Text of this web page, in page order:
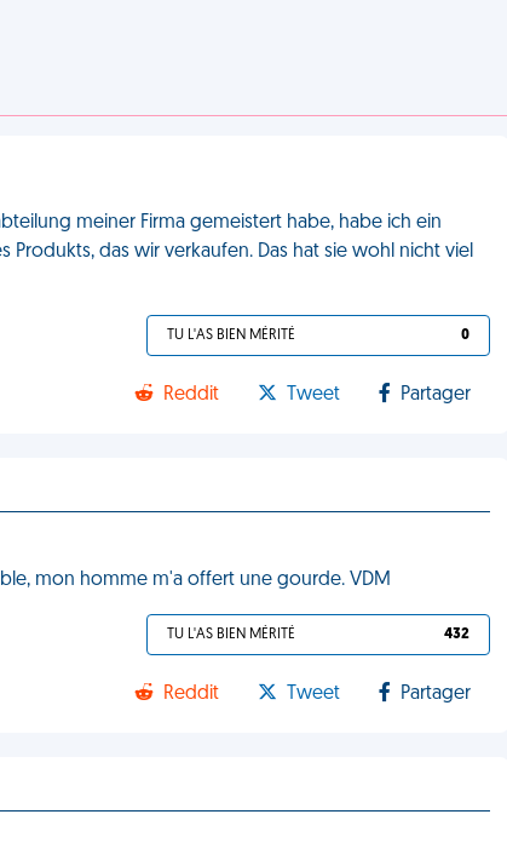
meiner Firma gemeistert habe, habe ich ein
das wir verkaufen. Das hat sie wohl nicht viel
TU L'AS BIEN MÉRITÉ 0
Reddit Tweet Partager
mon homme m'a offert une gourde. VDM
TU L'AS BIEN MÉRITÉ 432
Reddit Tweet Partager